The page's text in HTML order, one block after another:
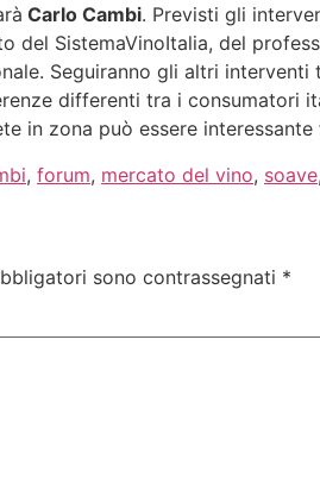
Carlo Cambi. Previsti gli
del SistemaVinoItalia, del
Seguiranno gli altri interventi
differenti tra i consumatori
in zona può essere interessante
, forum, mercato del vino, soave,
sono contrassegnati *